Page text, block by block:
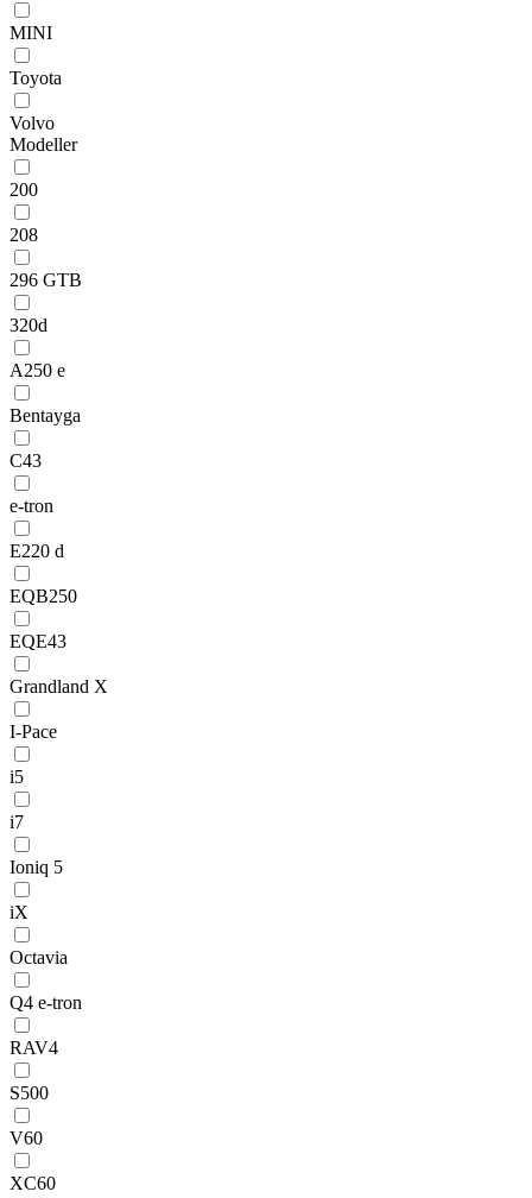
MINI
Toyota
Volvo
Modeller
200
208
296 GTB
320d
A250 e
Bentayga
C43
e-tron
E220 d
EQB250
EQE43
Grandland X
I-Pace
i5
i7
Ioniq 5
iX
Octavia
Q4 e-tron
RAV4
S500
V60
XC60